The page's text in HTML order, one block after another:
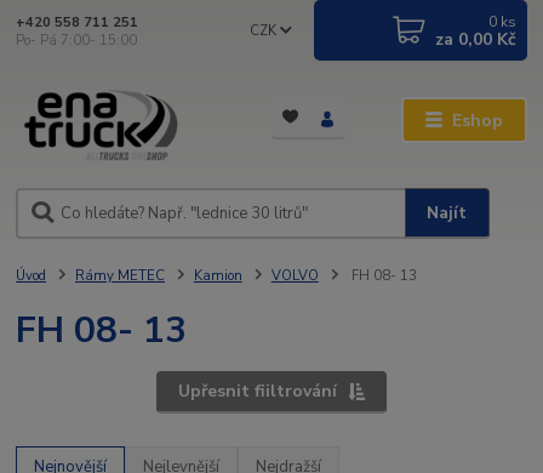
Eshop
CZK
Najít
+420 558 711 251
Po- Pá 7:00- 15:00
0 ks
za 0,00 Kč
Úvod Rámy METEC Kamion VOLVO FH 08- 13
FH 08- 13
Upřesnit fiiltrování
Nejnovější Nejlevnější Nejdražší